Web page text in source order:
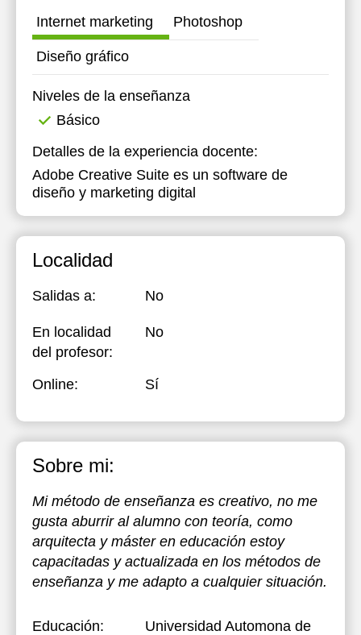
Internet marketing Photoshop
Diseño gráfico
Niveles de la enseñanza
Básico
Detalles de la experiencia docente:
Adobe Creative Suite es un software de
diseño y marketing digital
Localidad
Salidas a: No
En localidad
del profesor:
No
Online: Sí
Sobre mi:
Mi método de enseñanza es creativo, no me
gusta aburrir al alumno con teoría, como
arquitecta y máster en educación estoy
capacitadas y actualizada en los métodos de
enseñanza y me adapto a cualquier situación.
Educación:
Universidad Automona de